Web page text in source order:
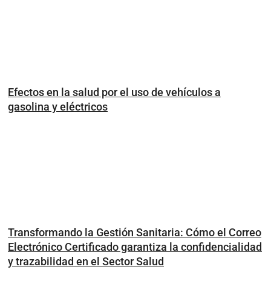
Efectos en la salud por el uso de vehículos a
gasolina y eléctricos
Transformando la Gestión Sanitaria: Cómo el Correo
Electrónico Certificado garantiza la confidencialidad
y trazabilidad en el Sector Salud